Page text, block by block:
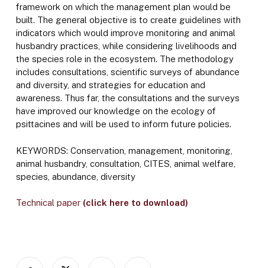
framework on which the management plan would be
built. The general objective is to create guidelines with
indicators which would improve monitoring and animal
husbandry practices, while considering livelihoods and
the species role in the ecosystem. The methodology
includes consultations, scientific surveys of abundance
and diversity, and strategies for education and
awareness. Thus far, the consultations and the surveys
have improved our knowledge on the ecology of
psittacines and will be used to inform future policies.
KEYWORDS: Conservation, management, monitoring,
animal husbandry, consultation, CITES, animal welfare,
species, abundance, diversity
Technical paper (click here to download)